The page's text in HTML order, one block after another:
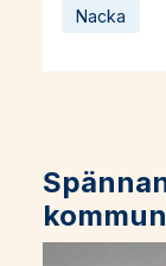
Nacka
kommun